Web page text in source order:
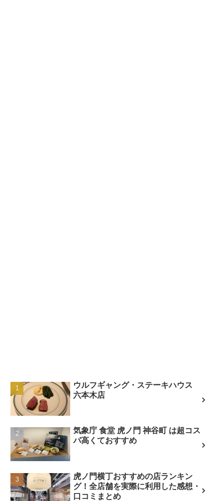
ウルフギャング・ステーキハウス
六本木店
気象庁 食堂 虎ノ門 神谷町 は超コス
パ高くておすすめ
虎ノ門横丁おすすめの店ランキン
グ！全店舗を実際に利用した感想・
口コミまとめ